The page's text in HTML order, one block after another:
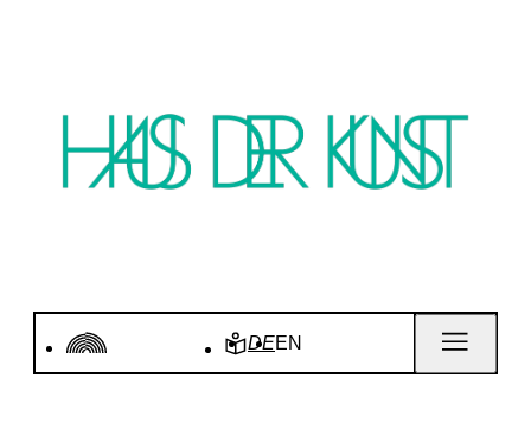
DEEN